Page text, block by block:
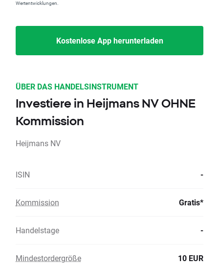
Wertentwicklungen.
Kostenlose App herunterladen
ÜBER DAS HANDELSINSTRUMENT
Investiere in Heijmans NV OHNE
Kommission
Heijmans NV
ISIN -
Kommission Gratis*
Handelstage -
Mindestordergröße 10 EUR